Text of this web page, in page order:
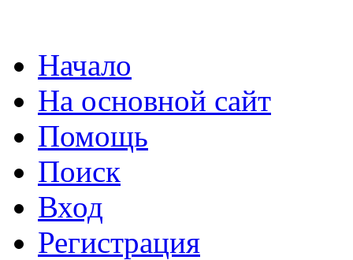
Начало
На основной сайт
Помощь
Поиск
Вход
Регистрация